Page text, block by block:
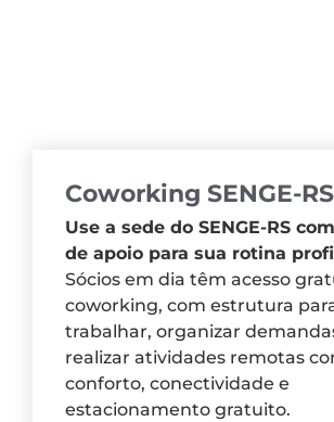
Coworking SENGE-RS
Use a sede do SENGE-RS
de apoio para sua rotina
Sócios em dia têm acesso
coworking, com estrutura
trabalhar, organizar
realizar atividades remotas
conforto, conectividade e
estacionamento gratuito.